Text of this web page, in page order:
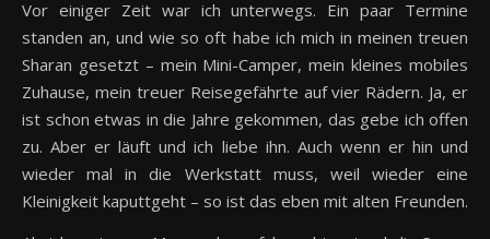
Vor einiger Zeit war ich unterwegs. Ein paar Termine
standen an, und wie so oft habe ich mich in meinen treuen
Sharan gesetzt – mein Mini-Camper, mein kleines mobiles
Zuhause, mein treuer Reisegefährte auf vier Rädern. Ja, er
ist schon etwas in die Jahre gekommen, das gebe ich offen
zu. Aber er läuft und ich liebe ihn. Auch wenn er hin und
wieder mal in die Werkstatt muss, weil wieder eine
Kleinigkeit kaputtgeht – so ist das eben mit alten Freunden.